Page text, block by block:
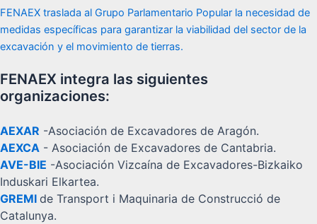
FENAEX traslada al Grupo Parlamentario Popular la necesidad de
medidas específicas para garantizar la viabilidad del sector de la
excavación y el movimiento de tierras.
FENAEX integra las siguientes
organizaciones:
AEXAR -Asociación de Excavadores de Aragón.
AEXCA - Asociación de Excavadores de Cantabria.
AVE-BIE -Asociación Vizcaína de Excavadores-Bizkaiko
Induskari Elkartea.
GREMI de Transport i Maquinaria de Construcció de
Catalunya.